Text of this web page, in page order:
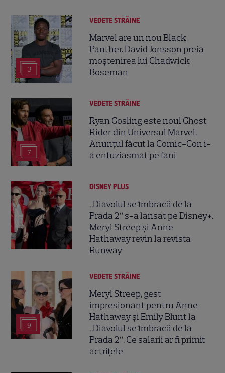
3
VEDETE STRĂINE
Marvel are un nou Black
Panther. David Jonsson preia
moștenirea lui Chadwick
Boseman
7
VEDETE STRĂINE
Ryan Gosling este noul Ghost
Rider din Universul Marvel.
Anunțul făcut la Comic-Con i-
a entuziasmat pe fani
DISNEY PLUS
„Diavolul se îmbracă de la
Prada 2” s-a lansat pe Disney+.
Meryl Streep și Anne
Hathaway revin la revista
Runway
9
VEDETE STRĂINE
Meryl Streep, gest
impresionant pentru Anne
Hathaway și Emily Blunt la
„Diavolul se îmbracă de la
Prada 2”. Ce salarii ar fi primit
actrițele